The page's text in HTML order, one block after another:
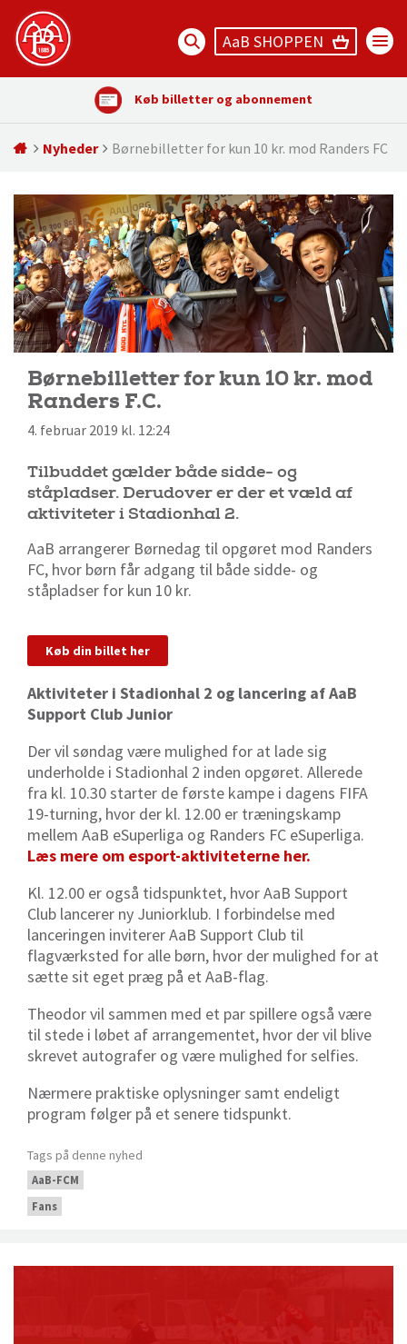
AaB SHOPPEN
Køb billetter og abonnement
Nyheder Børnebilletter for kun 10 kr. mod Randers FC
Børnebilletter for kun 10 kr. mod
Randers F.C.
4. februar 2019 kl. 12:24
Tilbuddet gælder både sidde- og
ståpladser. Derudover er der et væld af
aktiviteter i Stadionhal 2.
AaB arrangerer Børnedag til opgøret mod Randers
FC, hvor børn får adgang til både sidde- og
ståpladser for kun 10 kr.
Køb din billet her
Aktiviteter i Stadionhal 2 og lancering af AaB
Support Club Junior
Der vil søndag være mulighed for at lade sig
underholde i Stadionhal 2 inden opgøret. Allerede
fra kl. 10.30 starter de første kampe i dagens FIFA
19-turning, hvor der kl. 12.00 er træningskamp
mellem AaB eSuperliga og Randers FC eSuperliga.
Læs mere om esport-aktiviteterne her.
Kl. 12.00 er også tidspunktet, hvor AaB Support
Club lancerer ny Juniorklub. I forbindelse med
lanceringen inviterer AaB Support Club til
flagværksted for alle børn, hvor der mulighed for at
sætte sit eget præg på et AaB-flag.
Theodor vil sammen med et par spillere også være
til stede i løbet af arrangementet, hvor der vil blive
skrevet autografer og være mulighed for selfies.
Nærmere praktiske oplysninger samt endeligt
program følger på et senere tidspunkt.
Tags på denne nyhed
AaB-FCM
Fans